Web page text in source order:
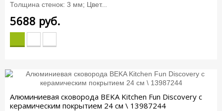
Толщина стенок: 3 мм; Цвет...
5688 руб.
Алюминиевая сковорода BEKA Kitchen Fun Discovery с
керамическим покрытием 24 см \ 13987244